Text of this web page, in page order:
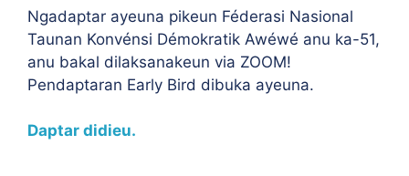
Ngadaptar ayeuna pikeun Féderasi Nasional
Taunan Konvénsi Démokratik Awéwé anu ka-51,
anu bakal dilaksanakeun via ZOOM!
Pendaptaran Early Bird dibuka ayeuna.
Daptar didieu.